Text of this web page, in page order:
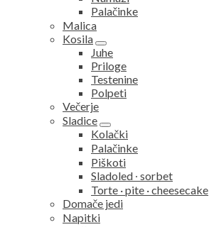
Palačinke
Malica
Kosila
expand
child
menu
Juhe
Priloge
Testenine
Polpeti
Večerje
Sladice
expand
child
menu
Kolački
Palačinke
Piškoti
Sladoled ∙ sorbet
Torte · pite · cheesecake
Domače jedi
Napitki